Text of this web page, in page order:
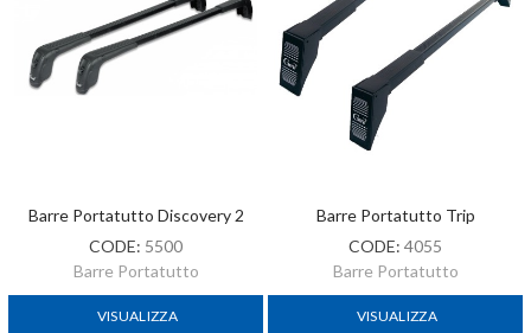
Barre Portatutto Discovery 2
CODE: 5500
Barre Portatutto
VISUALIZZA
Barre Portatutto Trip
CODE: 4055
Barre Portatutto
VISUALIZZA